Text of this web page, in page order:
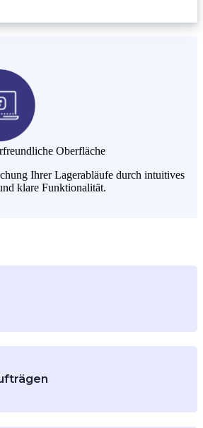
Oberfläche
Ihrer Lagerabläufe durch intuitives
klare Funktionalität.